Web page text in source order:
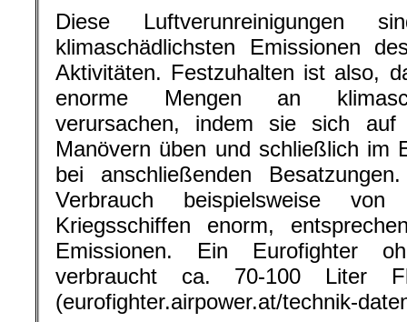
Diese
klimaschädlichsten Emissionen
Aktivitäten. Festzuhalten ist also,
enorme Mengen an
verursachen, indem sie sich auf
Manövern üben und schließlich im
bei anschließenden
Verbrauch beispielsweise von
Kriegsschiffen enorm,
Emissionen. Ein Eurofighter
verbraucht ca. 70-100 Liter
(eurofighter.airpower.at/technik-